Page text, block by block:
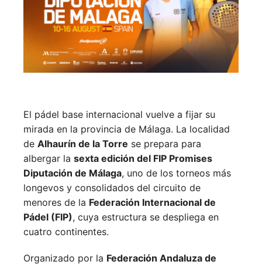
El pádel base internacional vuelve a fijar su
mirada en la provincia de Málaga. La localidad
de Alhaurín de la Torre se prepara para
albergar la sexta edición del FIP Promises
Diputación de Málaga, uno de los torneos más
longevos y consolidados del circuito de
menores de la Federación Internacional de
Pádel (FIP), cuya estructura se despliega en
cuatro continentes.
Organizado por la Federación Andaluza de